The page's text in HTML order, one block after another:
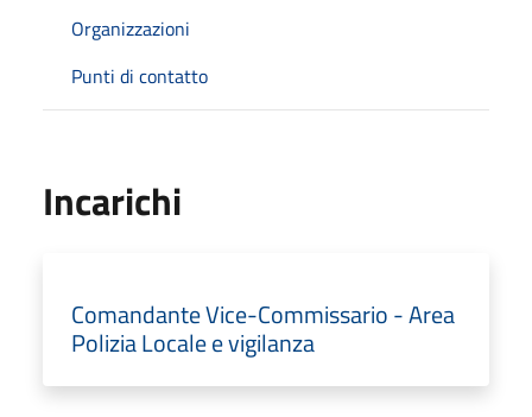
Organizzazioni
Punti di contatto
Incarichi
Comandante Vice-Commissario - Area
Polizia Locale e vigilanza